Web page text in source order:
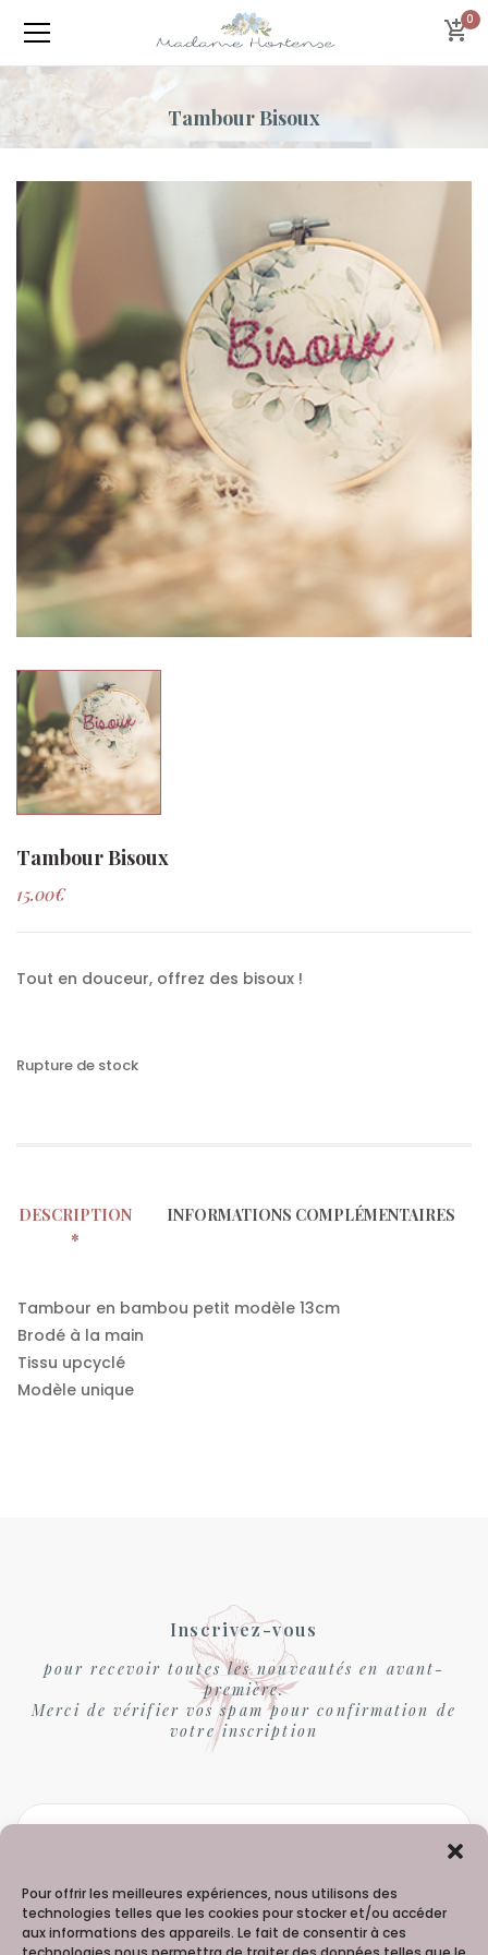
Pour offrir les meilleures expériences, nous utilisons des
technologies telles que les cookies pour stocker et/ou accéder
aux informations des appareils. Le fait de consentir à ces
0
Tambour Bisoux
Tambour Bisoux
15.00€
Tout en douceur, offrez des bisoux !
Rupture de stock
DESCRIPTION INFORMATIONS COMPLÉMENTAIRES
Tambour en bambou petit modèle 13cm
Brodé à la main
Tissu upcyclé
Modèle unique
Inscrivez-vous
pour recevoir toutes les nouveautés en avant-
première.
Merci de vérifier vos spam pour confirmation de
votre inscription